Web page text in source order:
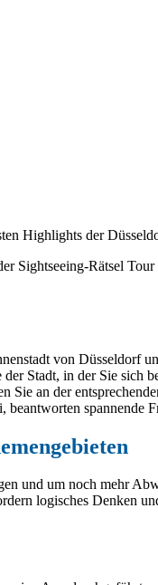
Highlights der
von Düsseldorf
Stadt, in der Sie
an der
spannende
und um noch mehr
logisches Denken